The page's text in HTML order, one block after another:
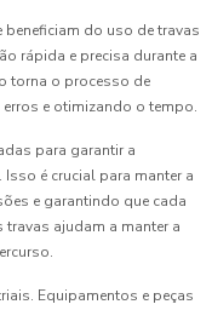
do uso de travas
rápida e precisa durante a
torna o processo de
e otimizando o tempo.
para garantir a
é crucial para manter a
e garantindo que cada
ajudam a manter a
Equipamentos e peças